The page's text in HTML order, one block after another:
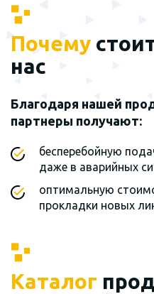
Почему
нас
Благодаря нашей
партнеры получают:
бесперебойную
даже в аварийных
оптимальную
прокладки новых
Каталог